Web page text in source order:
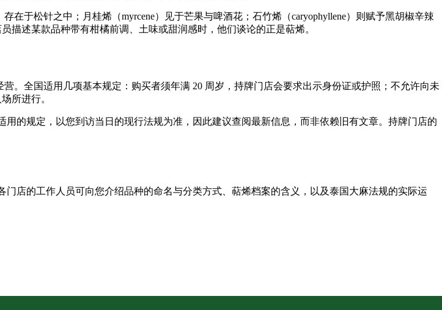
在于松针之中；月桂烯（myrcene）见于芒果与啤酒花；石竹烯（caryophyllene）则赋予黑胡椒辛辣
述某款品种带有柑橘前调、土味或甜润感时，他们谈论的正是萜烯。
。全国适用几项基本规定：购买者须年满 20 周岁，持牌门店会要求出示身份证或护照；不允许向未
所进行。
的规定，以您到访当日的现行法规为准，因此建议查阅最新信息，而非依赖旧有文章。持牌门店的
门店的工作人员可向您介绍品种的命名与分类方式、萜烯档案的含义，以及泰国大麻法规的实际运